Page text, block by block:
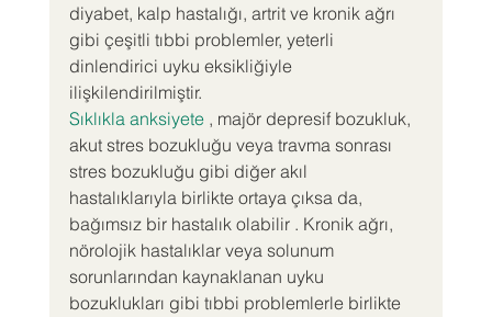
diyabet, kalp hastalığı, artrit ve kronik ağrı
gibi çeşitli tıbbi problemler, yeterli
dinlendirici uyku eksikliğiyle
ilişkilendirilmiştir.
Sıklıkla anksiyete , majör depresif bozukluk,
akut stres bozukluğu veya travma sonrası
stres bozukluğu gibi diğer akıl
hastalıklarıyla birlikte ortaya çıksa da,
bağımsız bir hastalık olabilir . Kronik ağrı,
nörolojik hastalıklar veya solunum
sorunlarından kaynaklanan uyku
bozuklukları gibi tıbbi problemlerle birlikte